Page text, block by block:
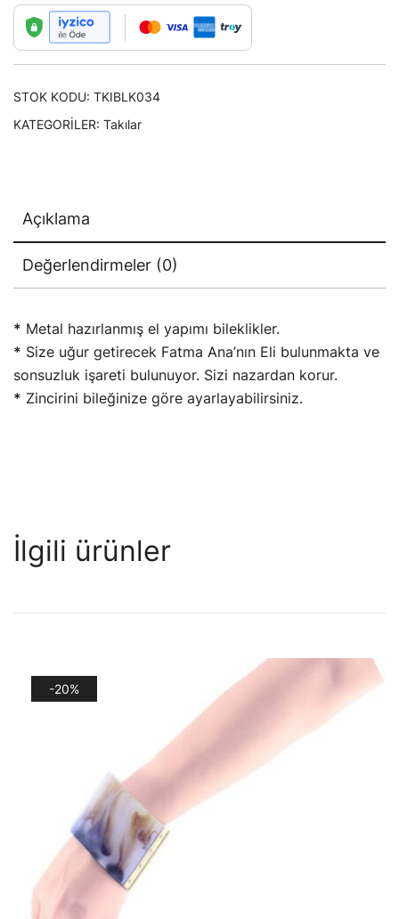
STOK KODU: TKIBLK034
KATEGORILER: Takılar
Açıklama
Değerlendirmeler (0)
* Metal hazırlanmış el yapımı bileklikler.
* Size uğur getirecek Fatma Ana’nın Eli bulunmakta ve
sonsuzluk işareti bulunuyor. Sizi nazardan korur.
* Zincirini bileğinize göre ayarlayabilirsiniz.
İlgili ürünler
-20%